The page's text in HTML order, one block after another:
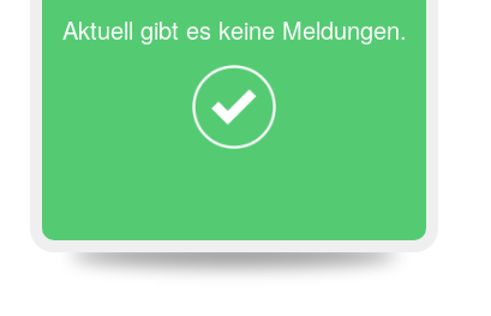
Aktuell gibt es keine Meldungen.